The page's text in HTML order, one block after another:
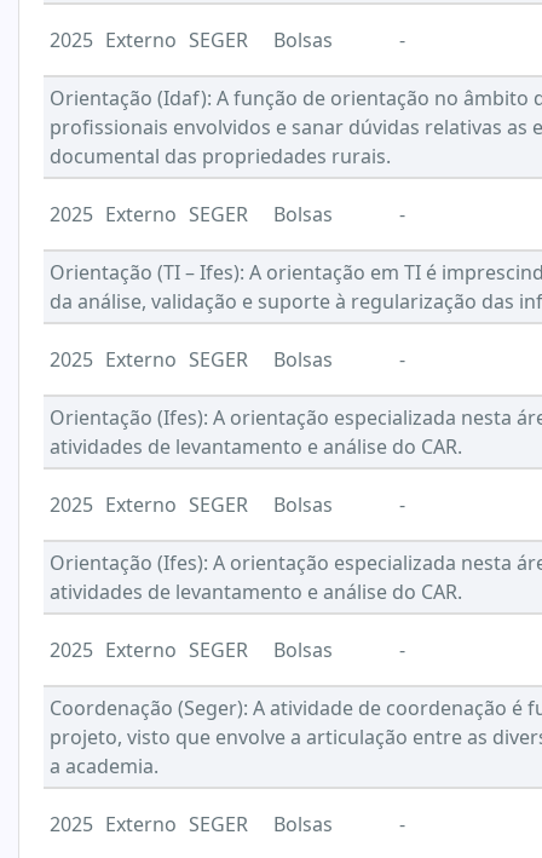
2025 Externo SEGER Bolsas -
Orientação (Idaf): A função de orientação no âmbito
profissionais envolvidos e sanar dúvidas relativas as
documental das propriedades rurais.
2025 Externo SEGER Bolsas -
Orientação (TI – Ifes): A orientação em TI é
da análise, validação e suporte à regularização das
2025 Externo SEGER Bolsas -
Orientação (Ifes): A orientação especializada nesta
atividades de levantamento e análise do CAR.
2025 Externo SEGER Bolsas -
Orientação (Ifes): A orientação especializada nesta
atividades de levantamento e análise do CAR.
2025 Externo SEGER Bolsas -
Coordenação (Seger): A atividade de coordenação é
projeto, visto que envolve a articulação entre as
a academia.
2025 Externo SEGER Bolsas -